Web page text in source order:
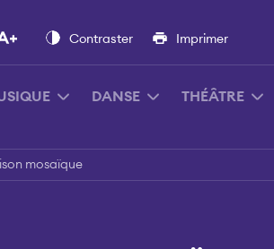
DANSE THÉÂTRE
Contraster Imprimer
mosaïque